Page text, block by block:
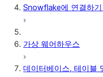
Snowflake에 연결하
가상 웨어하우스
데이터베이스, 테이블